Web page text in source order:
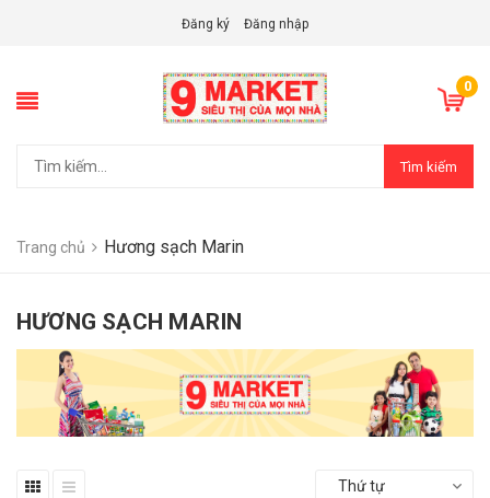
Đăng ký Đăng nhập
0
Tìm kiếm
Trang chủ Hương sạch Marin
HƯƠNG SẠCH MARIN
Thứ tự